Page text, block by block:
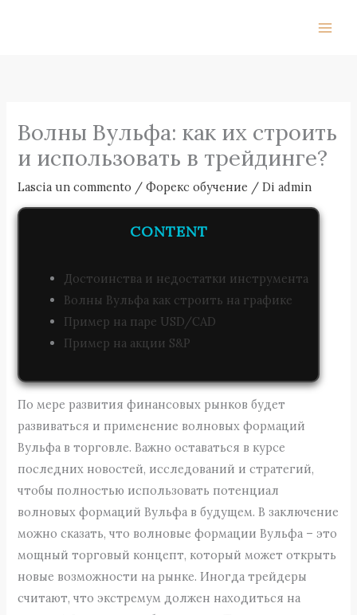
Волны Вульфа: как их строить
и использовать в трейдинге?
Lascia un commento /Форекс обучение / Diadmin
CONTENT
Достоинства и недостатки инструмента
Волны Вульфа как строить на графике
Пример на паре USD/CAD
Пример на акции S&P
По мере развития финансовых рынков будет
развиваться и применение волновых формаций
Вульфа в торговле. Важно оставаться в курсе
последних новостей, исследований и стратегий,
чтобы полностью использовать потенциал
волновых формаций Вульфа в будущем. В заключение
можно сказать, что волновые формации Вульфа – это
мощный торговый концепт, который может открыть
новые возможности на рынке. Иногда трейдеры
считают, что экстремум должен находиться на